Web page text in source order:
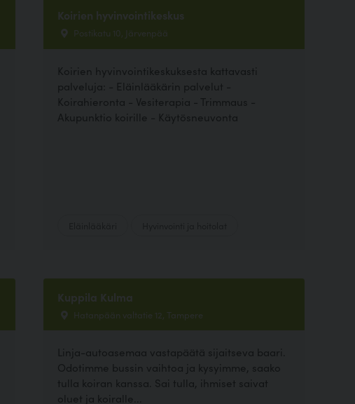
Koirien hyvinvointikeskus
Postikatu 10, Järvenpää
Koirien hyvinvointikeskuksesta kattavasti
palveluja: - Eläinlääkärin palvelut -
Koirahieronta - Vesiterapia - Trimmaus -
Akupunktio koirille - Käytösneuvonta
Kuppila Kulma
Hatanpään valtatie 12, Tampere
Linja-autoasemaa vastapäätä sijaitseva baari.
Odotimme bussin vaihtoa ja kysyimme, saako
tulla koiran kanssa. Sai tulla, ihmiset saivat
oluet ja koiralle...